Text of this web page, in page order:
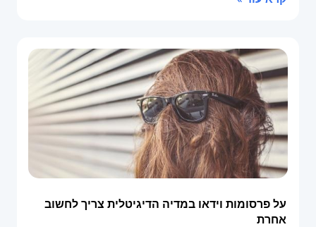
על פרסומות וידאו במדיה הדיגיטלית צריך לחשוב
אחרת